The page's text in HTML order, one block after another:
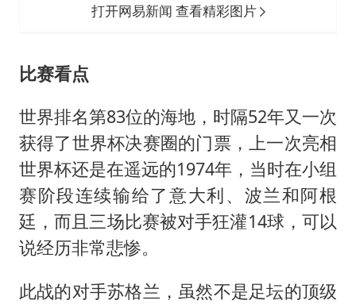
打开网易新闻 查看精彩图片
比赛看点
世界排名第83位的海地，时隔52年又一次
获得了世界杯决赛圈的门票，上一次亮相
世界杯还是在遥远的1974年，当时在小组
赛阶段连续输给了意大利、波兰和阿根
廷，而且三场比赛被对手狂灌14球，可以
说经历非常悲惨。
此战的对手苏格兰，虽然不是足坛的顶级